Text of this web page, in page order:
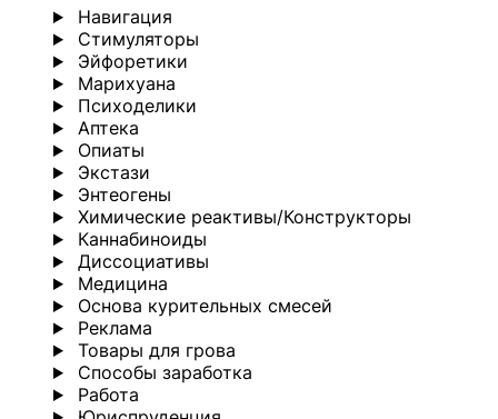
Навигация
Стимуляторы
Эйфоретики
Марихуана
Психоделики
Аптека
Опиаты
Экстази
Энтеогены
Химические реактивы/Конструкторы
Каннабиноиды
Диссоциативы
Медицина
Основа курительных смесей
Реклама
Товары для грова
Способы заработка
Работа